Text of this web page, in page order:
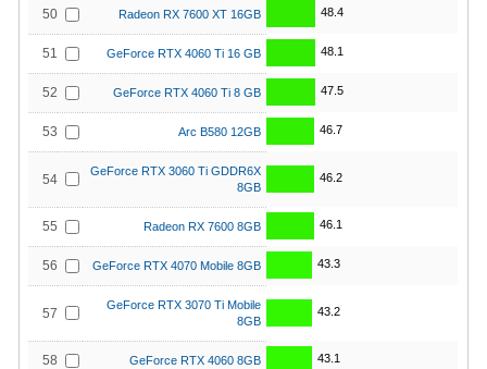
50 Radeon RX 7600 XT 16GB 48.4
51 GeForce RTX 4060 Ti 16 GB 48.1
52 GeForce RTX 4060 Ti 8 GB 47.5
53 Arc B580 12GB 46.7
54
GeForce RTX 3060 Ti GDDR6X
8GB
46.2
55 Radeon RX 7600 8GB 46.1
56 GeForce RTX 4070 Mobile 8GB 43.3
57
GeForce RTX 3070 Ti Mobile
8GB
43.2
58 GeForce RTX 4060 8GB 43.1